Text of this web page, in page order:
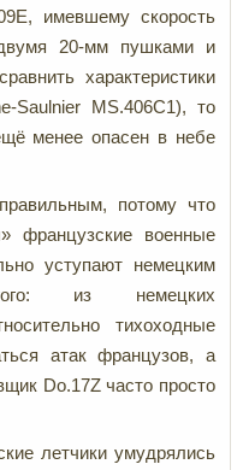
имевшему скорость
20-мм пушками и
характеристики
Saulnier MS.406C1), то
менее опасен в небе
потому что
французские военные
уступают немецким
из немецких
тихоходные
атак французов, а
Do.17Z часто просто
летчики умудрялись